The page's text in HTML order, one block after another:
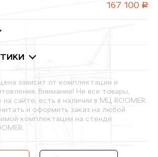
167 100 руб.
зависит от комплектации и
Внимание! Не все товары,
сайте, есть в наличии в МЦ ROOMER.
и оформить заказ на любой
комплектации на стенде